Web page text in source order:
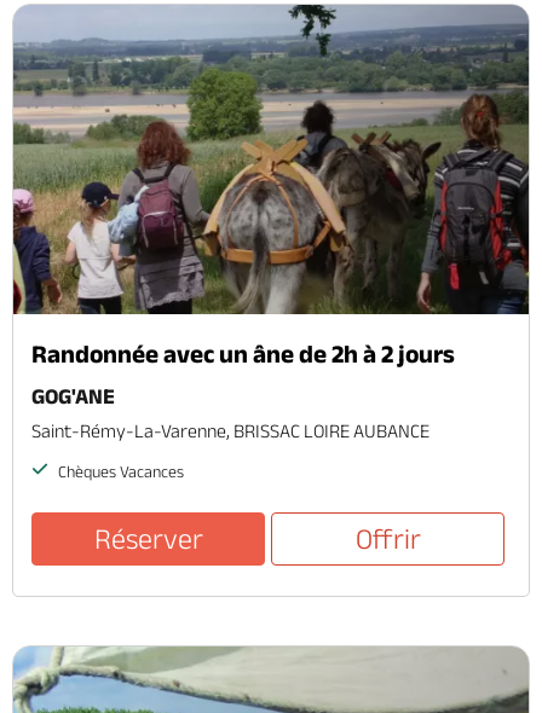
Randonnée avec un âne de 2h à 2 jours
GOG'ANE
Saint-Rémy-La-Varenne, BRISSAC LOIRE AUBANCE
Chèques Vacances
Réserver Offrir